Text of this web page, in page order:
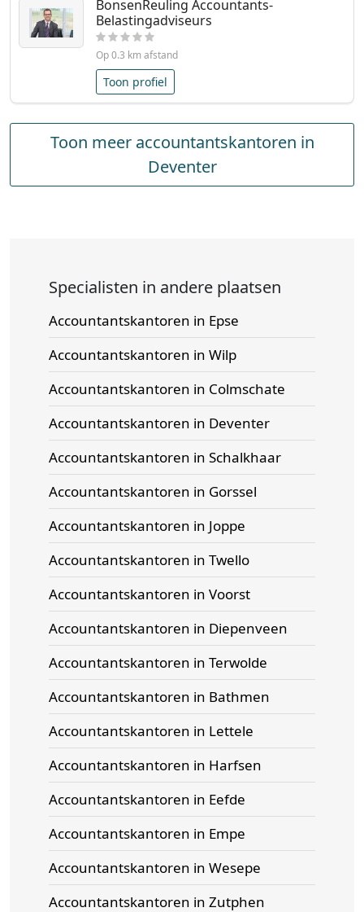
BonsenReuling Accountants-
Belastingadviseurs
Op 0.3 km afstand
Toon profiel
Toon meer accountantskantoren in
Deventer
Specialisten in andere plaatsen
Accountantskantoren in Epse
Accountantskantoren in Wilp
Accountantskantoren in Colmschate
Accountantskantoren in Deventer
Accountantskantoren in Schalkhaar
Accountantskantoren in Gorssel
Accountantskantoren in Joppe
Accountantskantoren in Twello
Accountantskantoren in Voorst
Accountantskantoren in Diepenveen
Accountantskantoren in Terwolde
Accountantskantoren in Bathmen
Accountantskantoren in Lettele
Accountantskantoren in Harfsen
Accountantskantoren in Eefde
Accountantskantoren in Empe
Accountantskantoren in Wesepe
Accountantskantoren in Zutphen